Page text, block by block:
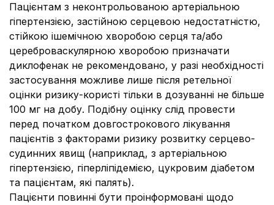
Пацієнтам з неконтрольованою артеріальною
гіпертензією, застійною серцевою недостатністю,
стійкою ішемічною хворобою серця та/або
цереброваскулярною хворобою призначати
диклофенак не рекомендовано, у разі необхідності
застосування можливе лише після ретельної
оцінки ризику-користі тільки в дозуванні не більше
100 мг на добу. Подібну оцінку слід провести
перед початком довгострокового лікування
пацієнтів з факторами ризику розвитку серцево-
судинних явищ (наприклад, з артеріальною
гіпертензією, гіперліпідемією, цукровим діабетом
та пацієнтам, які палять).
Пацієнти повинні бути проінформовані щодо